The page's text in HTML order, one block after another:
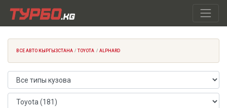
ВСЕ АВТО КЫРГЫЗСТАНА TOYOTA ALPHARD
Тип кузова
Марка автомобиля